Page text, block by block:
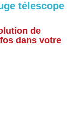
télescope
de
dans votre